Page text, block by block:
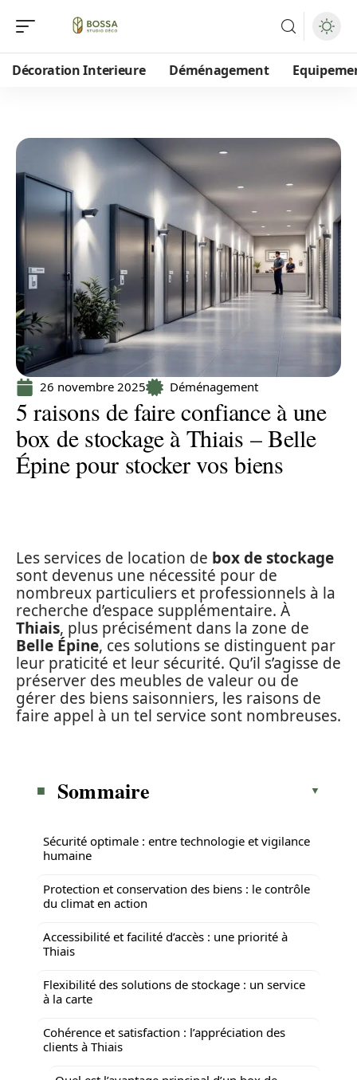
Décoration Interieure Déménagement
26 novembre 2025 Déménagement
5 raisons de faire confiance à une
box de stockage à Thiais – Belle
Épine pour stocker vos biens
Les services de location de box de stockage
sont devenus une nécessité pour de
nombreux particuliers et professionnels à la
recherche d’espace supplémentaire. À
Thiais, plus précisément dans la zone de
Belle Épine, ces solutions se distinguent par
leur praticité et leur sécurité. Qu’il s’agisse de
préserver des meubles de valeur ou de
gérer des biens saisonniers, les raisons de
faire appel à un tel service sont nombreuses.
Sommaire
Sécurité optimale : entre technologie et vigilance
humaine
Protection et conservation des biens : le contrôle
du climat en action
Accessibilité et facilité d’accès : une priorité à
Thiais
Flexibilité des solutions de stockage : un service
à la carte
Cohérence et satisfaction : l’appréciation des
clients à Thiais